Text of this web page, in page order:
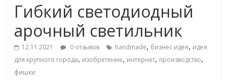
Гибкий светодиодный
арочный светильник
12.11.2021 0 отзывов handmade, бизнес идея, идея
для крупного города, изобретение, интернет, производство,
фишки